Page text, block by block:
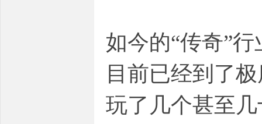
如今的“传奇”
目前已经到了
玩了几个甚至